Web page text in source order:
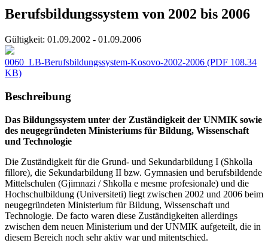
Berufsbildungssystem von 2002 bis 2006
Gültigkeit: 01.09.2002 - 01.09.2006
0060_LB-Berufsbildungssystem-Kosovo-2002-2006 (PDF 108.34
KB)
Beschreibung
Das Bildungssystem unter der Zuständigkeit der UNMIK sowie
des neugegründeten Ministeriums für Bildung, Wissenschaft
und Technologie
Die Zuständigkeit für die Grund- und Sekundarbildung I (Shkolla
fillore), die Sekundarbildung II bzw. Gymnasien und berufsbildende
Mittelschulen (Gjimnazi / Shkolla e mesme profesionale) und die
Hochschulbildung (Universiteti) liegt zwischen 2002 und 2006 beim
neugegründeten Ministerium für Bildung, Wissenschaft und
Technologie. De facto waren diese Zuständigkeiten allerdings
zwischen dem neuen Ministerium und der UNMIK aufgeteilt, die in
diesem Bereich noch sehr aktiv war und mitentschied.